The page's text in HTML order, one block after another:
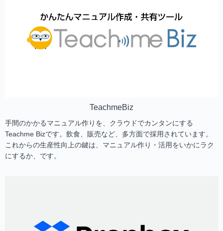
TeachmeBiz
手間のかかるマニュアル作りを、クラウドでカンタンにする
Teachme Bizです。飲食、販売など、多方面で採用されています。
これからの生産性向上の鍵は、マニュアル作り・活用をいかにラク
にするか、です。